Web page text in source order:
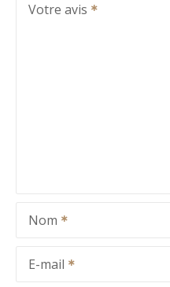
Votre avis
Nom
E-mail